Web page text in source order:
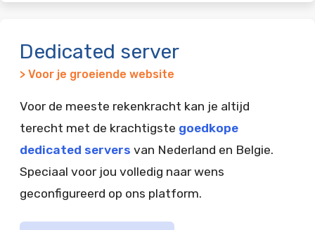
Dedicated server
> Voor je groeiende website
Voor de meeste rekenkracht kan je altijd
terecht met de krachtigste goedkope
dedicated servers van Nederland en Belgie.
Speciaal voor jou volledig naar wens
geconfigureerd op ons platform.